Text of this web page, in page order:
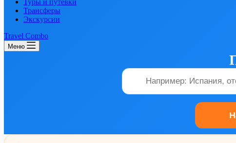
Туры и путевки
Трансферы
Экскурсии
Travel Combo
Меню